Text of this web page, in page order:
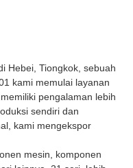
Hebei, Tiongkok, sebuah
kami memulai layanan
pengalaman lebih
sendiri dan
kami mengekspor
mesin, komponen